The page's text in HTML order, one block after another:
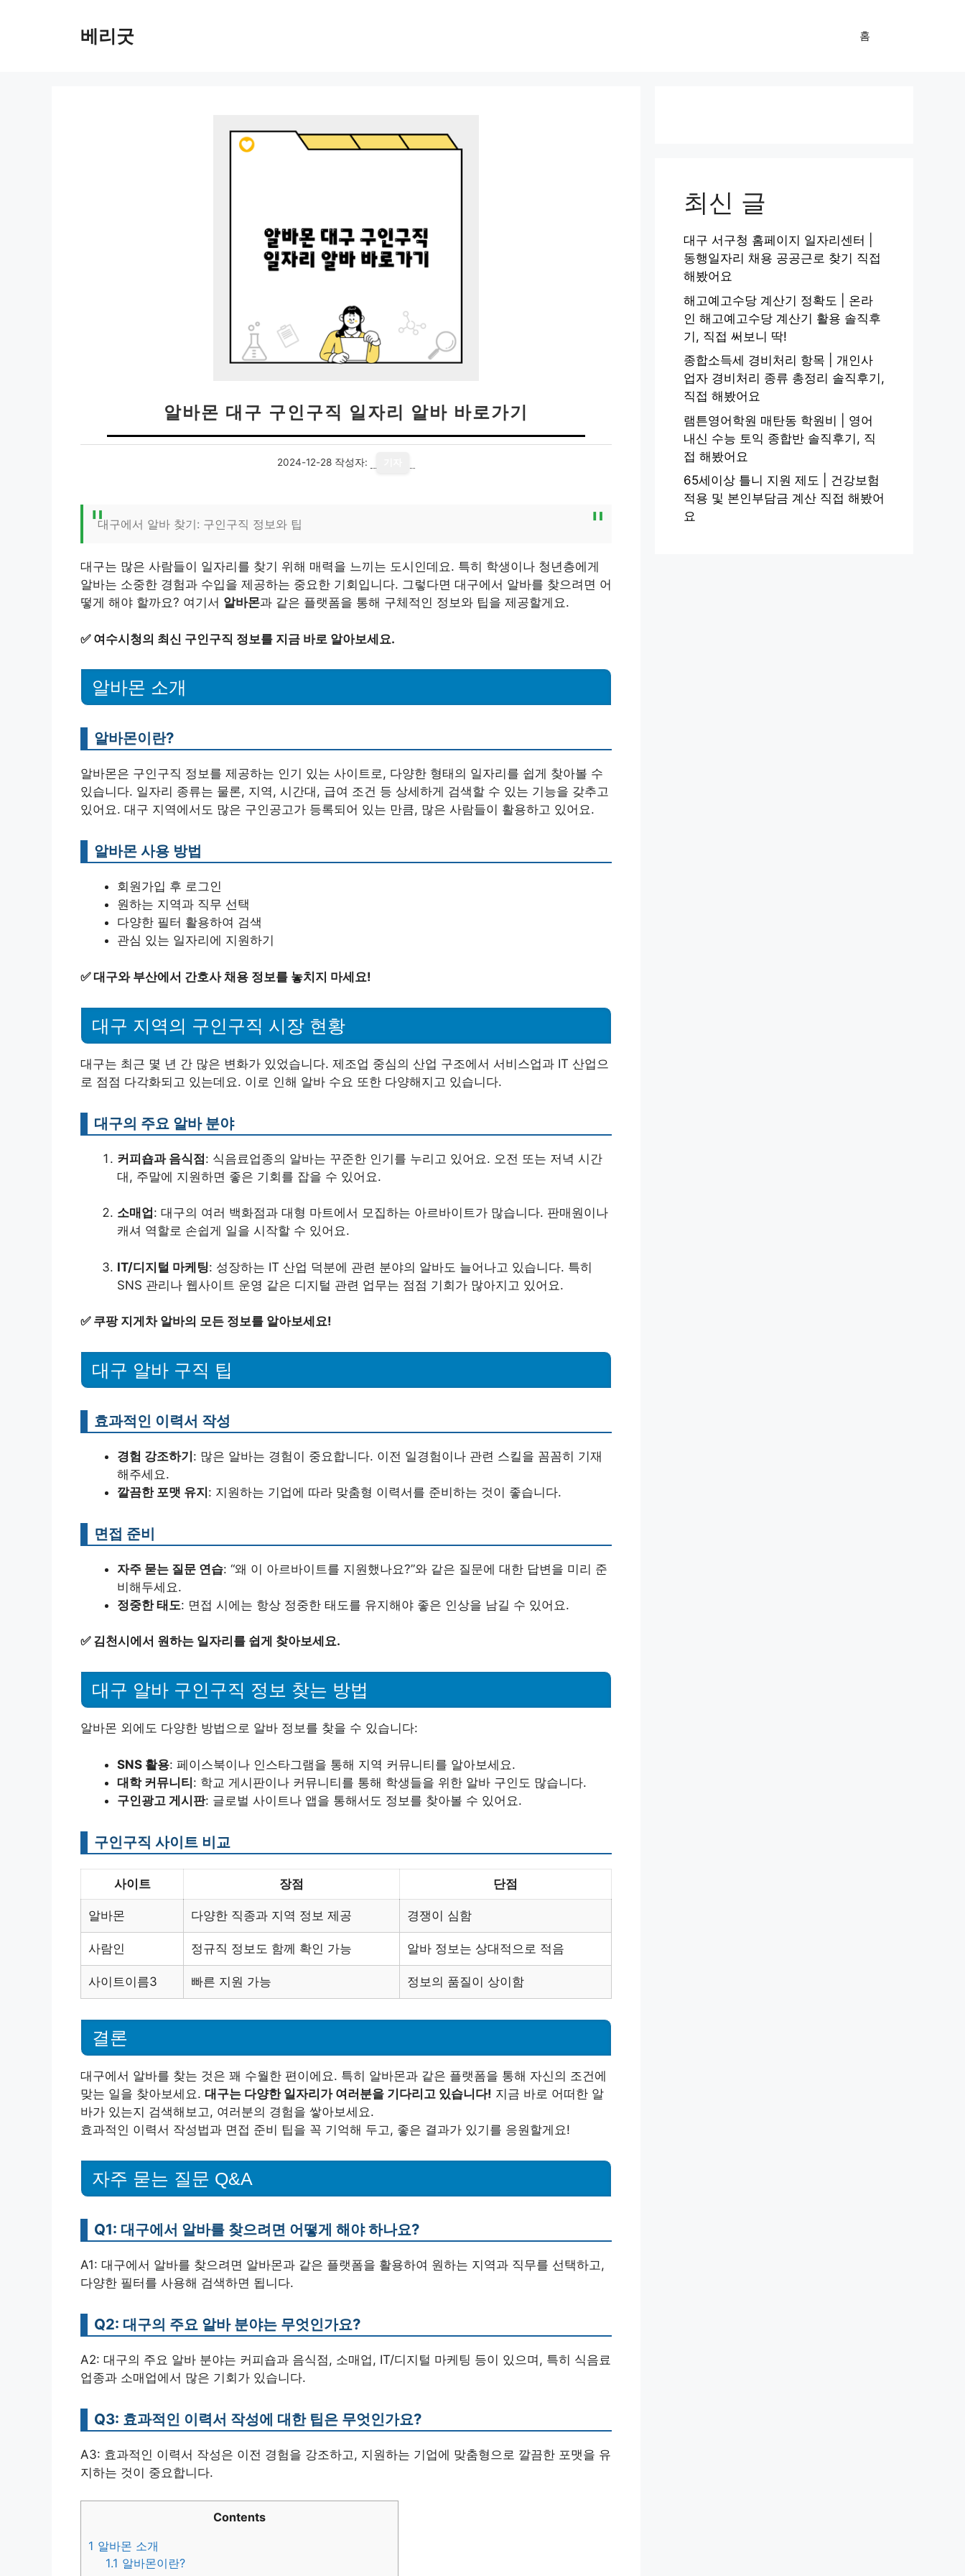
베리굿 홈
알바몬 대구 구인구직 일자리 알바 바로가기
2024-12-28 작성자:
대구에서 알바 찾기: 구인구직 정보와 팁
대구는 많은 사람들이 일자리를 찾기 위해 매력을 느끼는 도시인데요. 특히 학생이나 청년층에게
알바는 소중한 경험과 수입을 제공하는 중요한 기회입니다. 그렇다면 대구에서 알바를 찾으려면 어
떻게 해야 할까요? 여기서 알바몬과 같은 플랫폼을 통해 구체적인 정보와 팁을 제공할게요.
✅ 여수시청의 최신 구인구직 정보를 지금 바로 알아보세요.
알바몬 소개
알바몬이란?
알바몬은 구인구직 정보를 제공하는 인기 있는 사이트로, 다양한 형태의 일자리를 쉽게 찾아볼 수
있습니다. 일자리 종류는 물론, 지역, 시간대, 급여 조건 등 상세하게 검색할 수 있는 기능을 갖추고
있어요. 대구 지역에서도 많은 구인공고가 등록되어 있는 만큼, 많은 사람들이 활용하고 있어요.
알바몬 사용 방법
회원가입 후 로그인
원하는 지역과 직무 선택
다양한 필터 활용하여 검색
관심 있는 일자리에 지원하기
✅대구와 부산에서 간호사 채용 정보를 놓치지 마세요!
대구 지역의 구인구직 시장 현황
대구는 최근 몇 년 간 많은 변화가 있었습니다. 제조업 중심의 산업 구조에서 서비스업과 IT 산업으
로 점점 다각화되고 있는데요. 이로 인해 알바 수요 또한 다양해지고 있습니다.
대구의 주요 알바 분야
커피숍과 음식점: 식음료업종의 알바는 꾸준한 인기를 누리고 있어요. 오전 또는 저녁 시간
대, 주말에 지원하면 좋은 기회를 잡을 수 있어요.
소매업 : 대구의 여러 백화점과 대형 마트에서 모집하는 아르바이트가 많습니다. 판매원이나
캐셔 역할로 손쉽게 일을 시작할 수 있어요.
IT/디지털 마케팅: 성장하는 IT 산업 덕분에 관련 분야의 알바도 늘어나고 있습니다. 특히
SNS 관리나 웹사이트 운영 같은 디지털 관련 업무는 점점 기회가 많아지고 있어요.
✅ 쿠팡 지게차 알바의 모든 정보를 알아보세요!
대구 알바 구직 팁
효과적인 이력서 작성
경험 강조하기: 많은 알바는 경험이 중요합니다. 이전 일경험이나 관련 스킬을 꼼꼼히 기재
해주세요.
깔끔한 포맷 유지: 지원하는 기업에 따라 맞춤형 이력서를 준비하는 것이 좋습니다.
면접 준비
자주 묻는 질문 연습: “왜 이 아르바이트를 지원했나요?”와 같은 질문에 대한 답변을 미리 준
비해두세요.
정중한 태도: 면접 시에는 항상 정중한 태도를 유지해야 좋은 인상을 남길 수 있어요.
✅ 김천시에서 원하는 일자리를 쉽게 찾아보세요.
대구 알바 구인구직 정보 찾는 방법
알바몬 외에도 다양한 방법으로 알바 정보를 찾을 수 있습니다:
SNS 활용: 페이스북이나 인스타그램을 통해 지역 커뮤니티를 알아보세요.
대학 커뮤니티: 학교 게시판이나 커뮤니티를 통해 학생들을 위한 알바 구인도 많습니다.
구인광고 게시판: 글로벌 사이트나 앱을 통해서도 정보를 찾아볼 수 있어요.
구인구직 사이트 비교
사이트 장점 단점
알바몬 다양한 직종과 지역 정보 제공 경쟁이 심함
사람인 정규직 정보도 함께 확인 가능 알바 정보는 상대적으로 적음
사이트이름3 빠른 지원 가능 정보의 품질이 상이함
결론
대구에서 알바를 찾는 것은 꽤 수월한 편이에요. 특히 알바몬과 같은 플랫폼을 통해 자신의 조건에
맞는 일을 찾아보세요. 대구는 다양한 일자리가 여러분을 기다리고 있습니다! 지금 바로 어떠한 알
바가 있는지 검색해보고, 여러분의 경험을 쌓아보세요.
효과적인 이력서 작성법과 면접 준비 팁을 꼭 기억해 두고, 좋은 결과가 있기를 응원할게요!
자주 묻는 질문 Q&A
Q1: 대구에서 알바를 찾으려면 어떻게 해야 하나요?
A1: 대구에서 알바를 찾으려면 알바몬과 같은 플랫폼을 활용하여 원하는 지역과 직무를 선택하고,
다양한 필터를 사용해 검색하면 됩니다.
Q2: 대구의 주요 알바 분야는 무엇인가요?
A2: 대구의 주요 알바 분야는 커피숍과 음식점, 소매업, IT/디지털 마케팅 등이 있으며, 특히 식음료
업종과 소매업에서 많은 기회가 있습니다.
Q3: 효과적인 이력서 작성에 대한 팁은 무엇인가요?
A3: 효과적인 이력서 작성은 이전 경험을 강조하고, 지원하는 기업에 맞춤형으로 깔끔한 포맷을 유
지하는 것이 중요합니다.
Contents
1 알바몬 소개
1.1 알바몬이란?
최신 글
대구 서구청 홈페이지 일자리센터 |
동행일자리 채용 공공근로 찾기 직접
해봤어요
해고예고수당 계산기 정확도 | 온라
인 해고예고수당 계산기 활용 솔직후
기, 직접 써보니 딱!
종합소득세 경비처리 항목 | 개인사
업자 경비처리 종류 총정리 솔직후기,
직접 해봤어요
램튼영어학원 매탄동 학원비 | 영어
내신 수능 토익 종합반 솔직후기, 직
접 해봤어요
65세이상 틀니 지원 제도 | 건강보험
적용 및 본인부담금 계산 직접 해봤어
요